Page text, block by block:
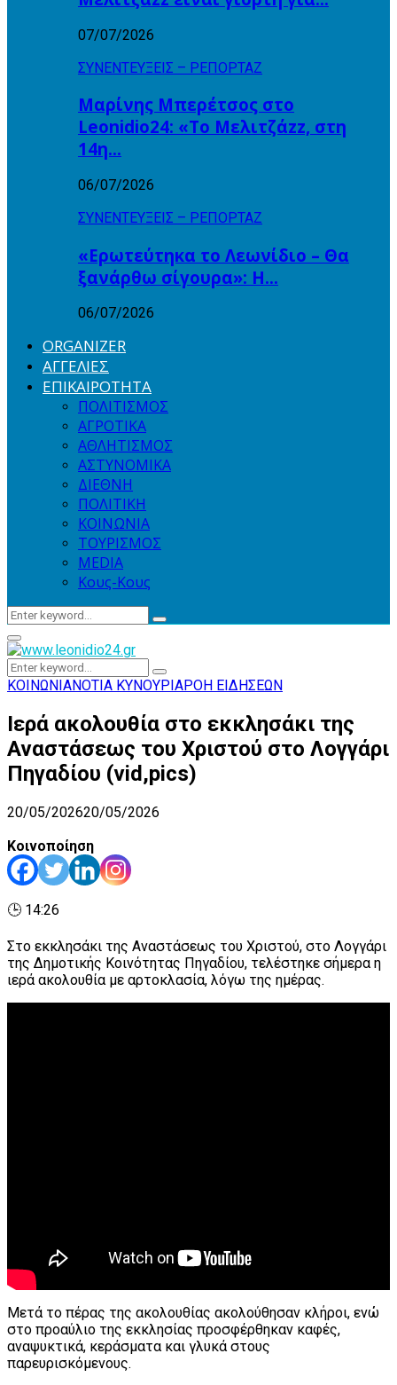
07/07/2026
ΣΥΝΕΝΤΕΥΞΕΙΣ – ΡΕΠΟΡΤΑΖ
Μαρίνης Μπερέτσος στο
Leonidio24: «Το Μελιτζάzz, στη
14η…
06/07/2026
ΣΥΝΕΝΤΕΥΞΕΙΣ – ΡΕΠΟΡΤΑΖ
«Ερωτεύτηκα το Λεωνίδιο – Θα
ξανάρθω σίγουρα»: Η…
06/07/2026
ORGANIZER
ΑΓΓΕΛΙΕΣ
ΕΠΙΚΑΙΡΟΤΗΤΑ
ΠΟΛΙΤΙΣΜΟΣ
ΑΓΡΟΤΙΚΑ
ΑΘΛΗΤΙΣΜΟΣ
ΑΣΤΥΝΟΜΙΚΑ
ΔΙΕΘΝΗ
ΠΟΛΙΤΙΚΗ
ΚΟΙΝΩΝΙΑ
ΤΟΥΡΙΣΜΟΣ
MEDIA
Κους-Κους
Search
Search
Primary
Menu
Search
for:
Search
ΚΟΙΝΩΝΙΑΝΟΤΙΑ ΚΥΝΟΥΡΙΑΡΟΗ ΕΙΔΗΣΕΩΝ
Ιερά ακολουθία στο εκκλησάκι της
Αναστάσεως του Χριστού στο Λογγάρι
Πηγαδίου (vid,pics)
20/05/202620/05/2026
Κοινοποίηση
🕒 14:26
Στο εκκλησάκι της Αναστάσεως του Χριστού, στο Λογγάρι
της Δημοτικής Κοινότητας Πηγαδίου, τελέστηκε σήμερα η
ιερά ακολουθία με αρτοκλασία, λόγω της ημέρας.
Μετά το πέρας της ακολουθίας ακολούθησαν κλήροι, ενώ
στο προαύλιο της εκκλησίας προσφέρθηκαν καφές,
αναψυκτικά, κεράσματα και γλυκά στους
παρευρισκόμενους.